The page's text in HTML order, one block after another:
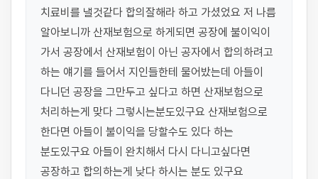
치료비를 낼것같다 합의잘해라 하고 가셨었요 저 나름
알아보니까 산재보험으로 하게되면 공장에 불이익이
가서 공장에서 산재보험이 아닌 공자에서 합의하려고
하는 얘기를 들어서 지인들한테 물어밨는데 아들이
다니던 공장을 그만두고 싶다고 하면 산재보험으로
처리하는게 맞다 그렇시는분도있구요 산재보험으로
한다면 아들이 불이익을 당할수도 있다 하는
분도있구요 아들이 완치해서 다시 다니고싶다면
공장하고 합의하는게 낮다 하시는 분도 있구요